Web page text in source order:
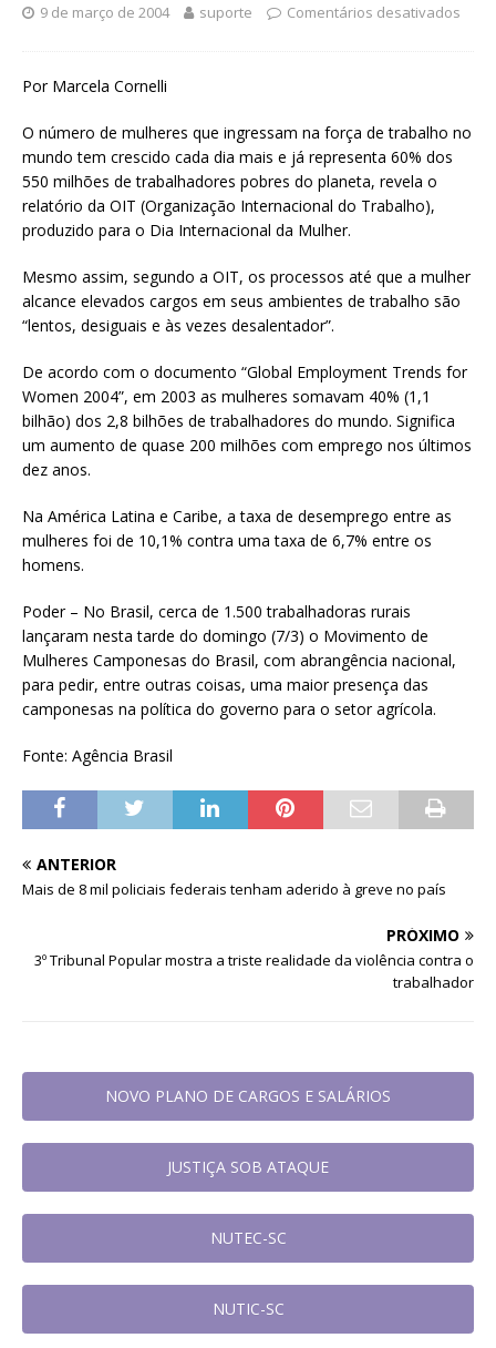
9 de março de 2004 suporte Comentários desativados
Por Marcela Cornelli
O número de mulheres que ingressam na força de trabalho no
mundo tem crescido cada dia mais e já representa 60% dos
550 milhões de trabalhadores pobres do planeta, revela o
relatório da OIT (Organização Internacional do Trabalho),
produzido para o Dia Internacional da Mulher.
Mesmo assim, segundo a OIT, os processos até que a mulher
alcance elevados cargos em seus ambientes de trabalho são
“lentos, desiguais e às vezes desalentador”.
De acordo com o documento “Global Employment Trends for
Women 2004”, em 2003 as mulheres somavam 40% (1,1
bilhão) dos 2,8 bilhões de trabalhadores do mundo. Significa
um aumento de quase 200 milhões com emprego nos últimos
dez anos.
Na América Latina e Caribe, a taxa de desemprego entre as
mulheres foi de 10,1% contra uma taxa de 6,7% entre os
homens.
Poder – No Brasil, cerca de 1.500 trabalhadoras rurais
lançaram nesta tarde do domingo (7/3) o Movimento de
Mulheres Camponesas do Brasil, com abrangência nacional,
para pedir, entre outras coisas, uma maior presença das
camponesas na política do governo para o setor agrícola.
Fonte: Agência Brasil
ANTERIOR
Mais de 8 mil policiais federais tenham aderido à greve no país
PRÓXIMO
3º Tribunal Popular mostra a triste realidade da violência contra o
trabalhador
NOVO PLANO DE CARGOS E SALÁRIOS
JUSTIÇA SOB ATAQUE
NUTEC-SC
NUTIC-SC